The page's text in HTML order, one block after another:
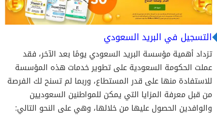
التسجيل في البريد السعودي
تزداد أهمية مؤسسة البريد السعودي يومًا بعد الآخر، فقد
عملت الحكومة السعودية على تطوير خدمات هذه المؤسسة
للاستفادة منها على قدر المستطاع، وربما لم تسنح لك الفرصة
من قبل معرفة المزايا التي يمكن للمواطنين السعوديين
والوافدين الحصول عليها من خلالها، وهي على النحو التالي: